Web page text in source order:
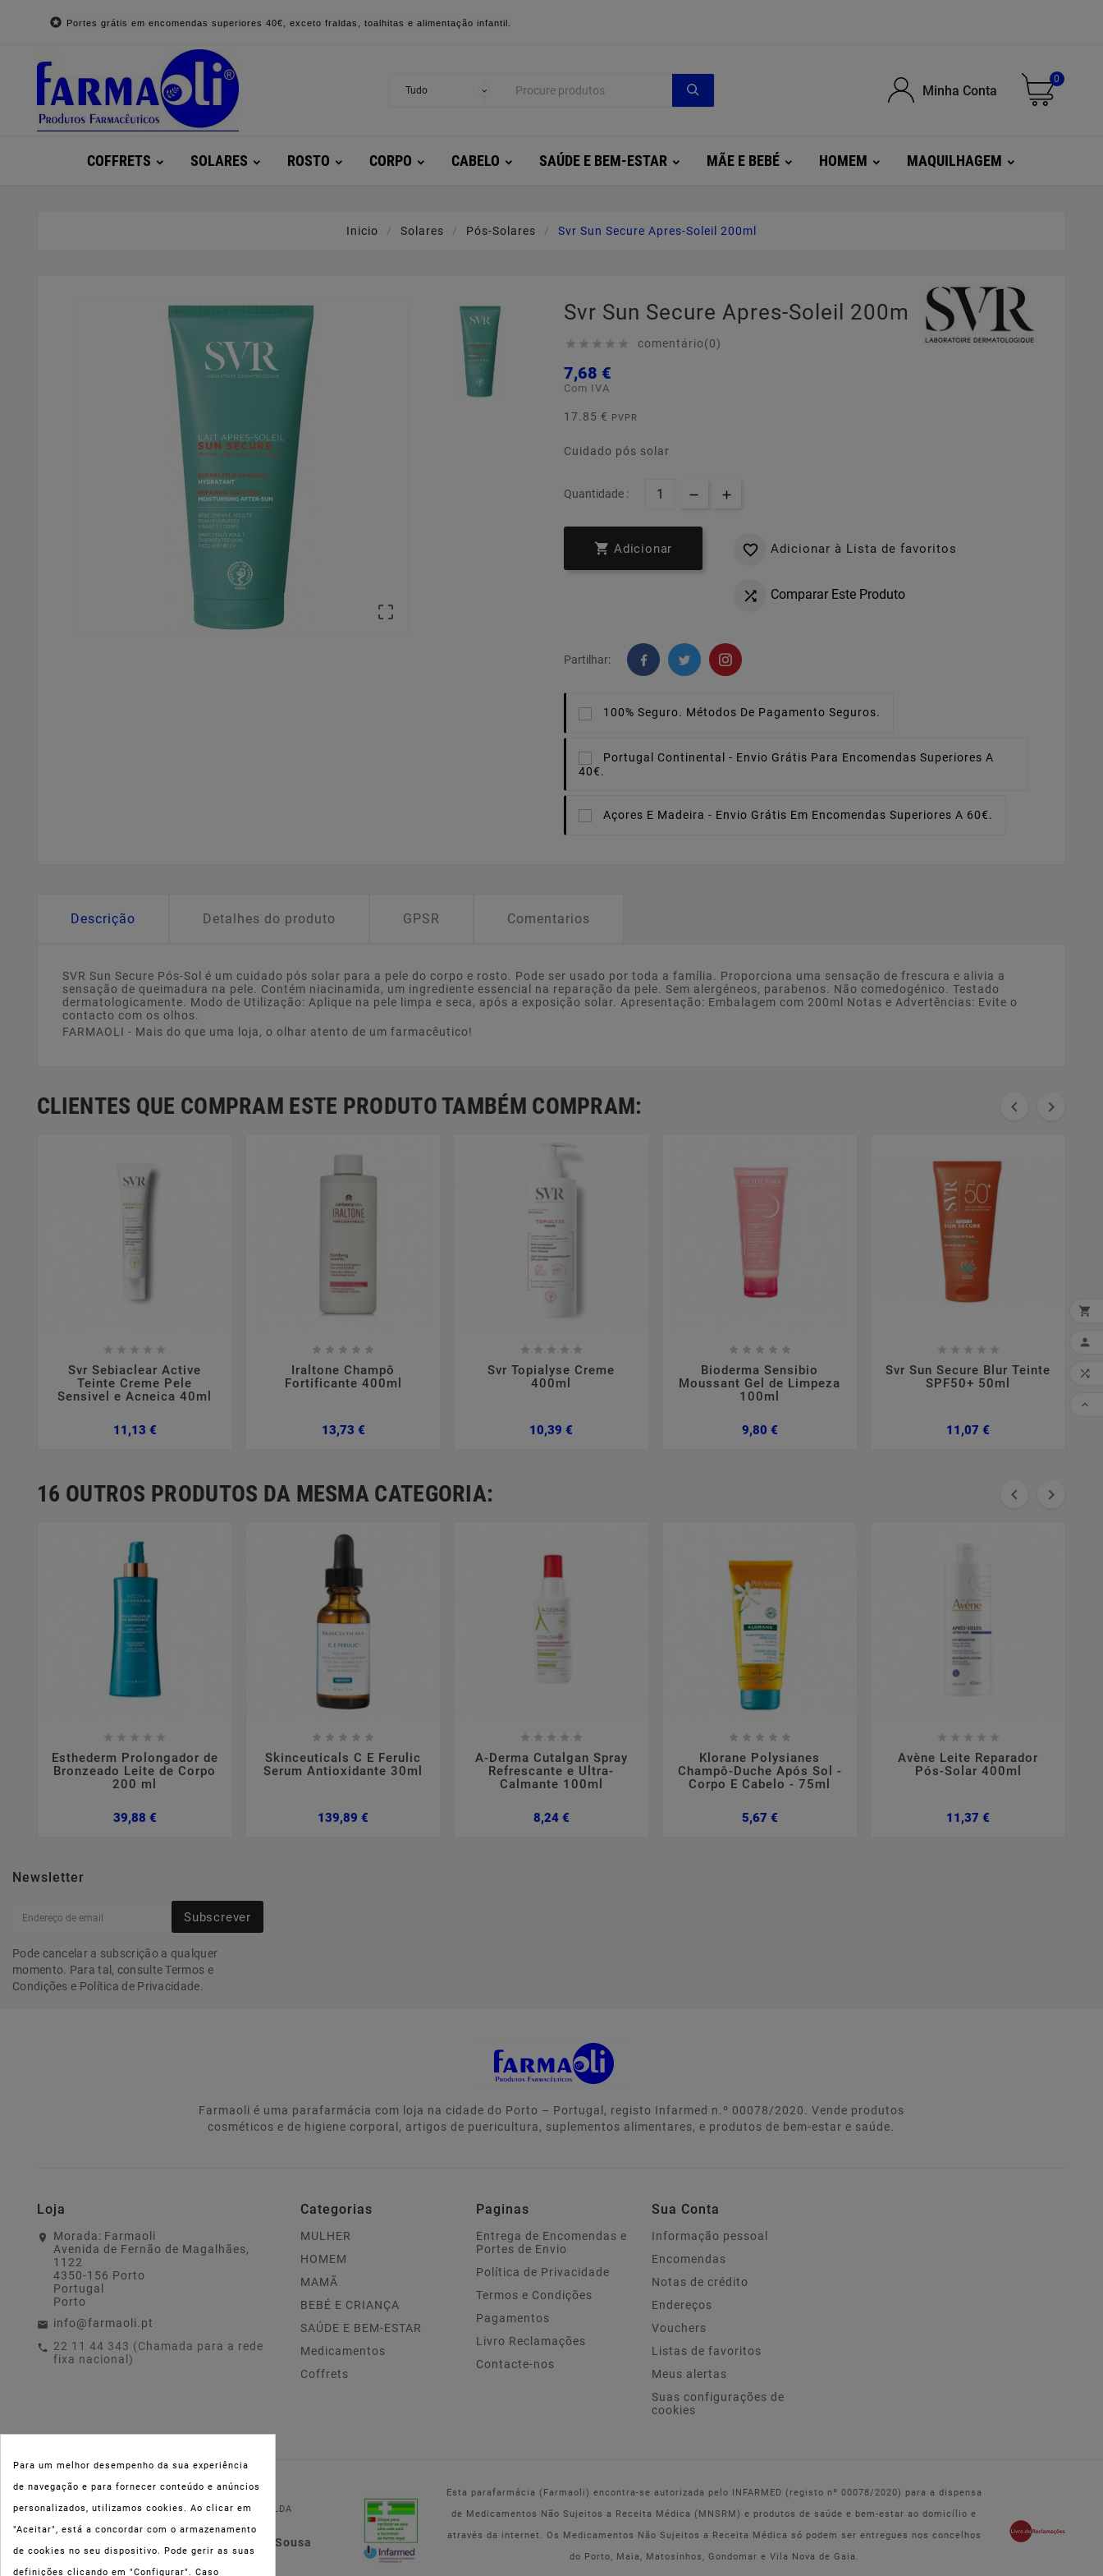
 Portes grátis em encomendas superiores 40€, exceto fraldas, toalhitas e alimentação infantil.
Minha Conta
0
COFFRETS SOLARES ROSTO CORPO CABELO SAÚDE E BEM-ESTAR MÃE E BEBÉ HOMEM MAQUILHAGEM
Inicio Solares Pós-Solares Svr Sun Secure Apres-Soleil 200ml

Svr Sun Secure Apres-Soleil 200ml
     comentário(0)
7,68 €
Com IVA
17.85 € PVPR
Cuidado pós solar
Quantidade :
 Adicionar  Adicionar à Lista de favoritos
 Comparar Este Produto
Partilhar:
100% Seguro. Métodos De Pagamento Seguros.
Portugal Continental - Envio Grátis Para Encomendas Superiores A
40€.
Açores E Madeira - Envio Grátis Em Encomendas Superiores A 60€.
Descrição Detalhes do produto GPSR Comentarios
SVR Sun Secure Pós-Sol é um cuidado pós solar para a pele do corpo e rosto. Pode ser usado por toda a família. Proporciona uma sensação de frescura e alivia a
sensação de queimadura na pele. Contém niacinamida, um ingrediente essencial na reparação da pele. Sem alergéneos, parabenos. Não comedogénico. Testado
dermatologicamente. Modo de Utilização: Aplique na pele limpa e seca, após a exposição solar. Apresentação: Embalagem com 200ml Notas e Advertências: Evite o
contacto com os olhos.
FARMAOLI - Mais do que uma loja, o olhar atento de um farmacêutico!
CLIENTES QUE COMPRAM ESTE PRODUTO TAMBÉM COMPRAM:  
    
Svr Sebiaclear Active
Teinte Creme Pele
Sensivel e Acneica 40ml
11,13 €Preço
    
Iraltone Champô
Fortificante 400ml
13,73 €Preço
    
Svr Topialyse Creme
400ml
10,39 €
    
Bioderma Sensibio
Moussant Gel de Limpeza
100ml
9,80 €Preço
    
Svr Sun Secure Blur Teinte
SPF50+ 50ml
11,07 €
16 OUTROS PRODUTOS DA MESMA CATEGORIA:  
    
Esthederm Prolongador de
Bronzeado Leite de Corpo
200 ml
39,88 €Preço
    
Skinceuticals C E Ferulic
Serum Antioxidante 30ml
139,89 €
    
A-Derma Cutalgan Spray
Refrescante e Ultra-
Calmante 100ml
8,24 €Preço
    
Klorane Polysianes
Champô-Duche Após Sol -
Corpo E Cabelo - 75ml
5,67 €Preço
    
Avène Leite Reparador
Pós-Solar 400ml
11,37 €
Newsletter
Subscrever
Pode cancelar a subscrição a qualquer
momento. Para tal, consulte Termos e
Condições e Política de Privacidade.
Farmaoli é uma parafarmácia com loja na cidade do Porto – Portugal, registo Infarmed n.º 00078/2020. Vende produtos
cosméticos e de higiene corporal, artigos de puericultura, suplementos alimentares, e produtos de bem-estar e saúde.
Loja
Morada: Farmaoli
Avenida de Fernão de Magalhães,
1122
4350-156 Porto
Portugal
Porto
info@farmaoli.pt
22 11 44 343 (Chamada para a rede
fixa nacional)
Categorias
MULHER
HOMEM
MAMÃ
BEBÉ E CRIANÇA
SAÚDE E BEM-ESTAR
Medicamentos
Coffrets
Paginas
Entrega de Encomendas e
Portes de Envio
Política de Privacidade
Termos e Condições
Pagamentos
Livro Reclamações
Contacte-nos
Sua Conta
Informação pessoal
Encomendas
Notas de crédito
Endereços
Vouchers
Listas de favoritos
Meus alertas
Suas configurações de
cookies




NIPC: 515 801 216
FARMAOLI, Soc. Unip. LDA
Dir. Técnica: Lígia de Sousa
Esta parafarmácia (Farmaoli) encontra-se autorizada pelo INFARMED (registo nº 00078/2020) para a dispensa
de Medicamentos Não Sujeitos a Receita Médica (MNSRM) e produtos de saúde e bem-estar ao domicílio e
através da internet. Os Medicamentos Não Sujeitos a Receita Médica só podem ser entregues nos concelhos
do Porto, Maia, Matosinhos, Gondomar e Vila Nova de Gaia.
Para um melhor desempenho da sua experiência
de navegação e para fornecer conteúdo e anúncios
personalizados, utilizamos cookies. Ao clicar em
"Aceitar", está a concordar com o armazenamento
de cookies no seu dispositivo. Pode gerir as suas
definições clicando em "Configurar". Caso